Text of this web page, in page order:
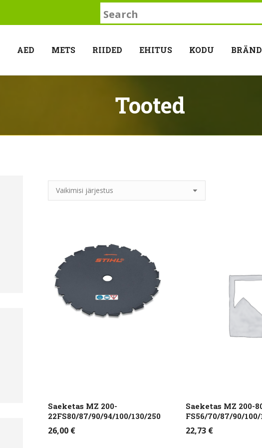
Search:
AED METS RIIDED EHITUS KODU
Tooted
Saeketas MZ 200-
22FS80/87/90/94/100/130/250
26,00 €
Saeketas MZ 200-
FS56/70/87/90/100/
22,73 €